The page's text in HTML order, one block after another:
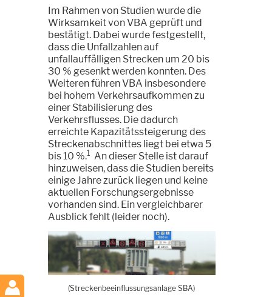
Im Rahmen von Studien wurde die
Wirksamkeit von VBA geprüft und
bestätigt. Dabei wurde festgestellt,
dass die Unfallzahlen auf
unfallauffälligen Strecken um 20 bis
30 % gesenkt werden konnten. Des
Weiteren führen VBA insbesondere
bei hohem Verkehrsaufkommen zu
einer Stabilisierung des
Verkehrsflusses. Die dadurch
erreichte Kapazitätssteigerung des
Streckenabschnittes liegt bei etwa 5
bis 10 %.1 An dieser Stelle ist darauf
hinzuweisen, dass die Studien bereits
einige Jahre zurück liegen und keine
aktuellen Forschungsergebnisse
vorhanden sind. Ein vergleichbarer
Ausblick fehlt (leider noch).
(Streckenbeeinflussungsanlage SBA)